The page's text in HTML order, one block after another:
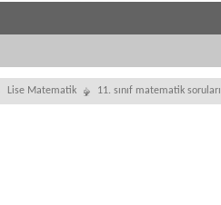
Lise Matematik 11. sınıf matematik soruları